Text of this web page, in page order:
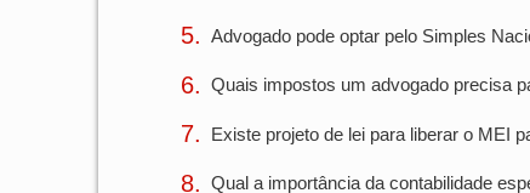
Advogado pode optar pelo Simples
Quais impostos um advogado precisa
Existe projeto de lei para liberar o MEI
Qual a importância da contabilidade